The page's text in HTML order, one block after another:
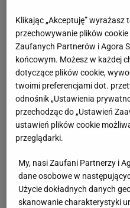
Klikając „Akceptuję”
przechowywanie plików
Zaufanych Partnerów i Agora
końcowym. Możesz w każdej
dotyczące plików cookie,
twoimi preferencjami dot.
odnośnik „Ustawienia
przechodząc do „Ustawień
ustawień plików cookie
przeglądarki.
My, nasi Zaufani Partnerzy i
dane osobowe w
Użycie dokładnych danych
skanowanie charakterystyki